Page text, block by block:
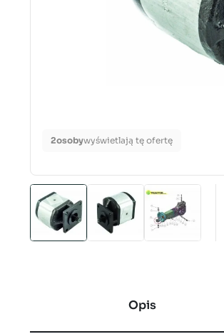
2osobywyświetlają tę ofertę
Opis